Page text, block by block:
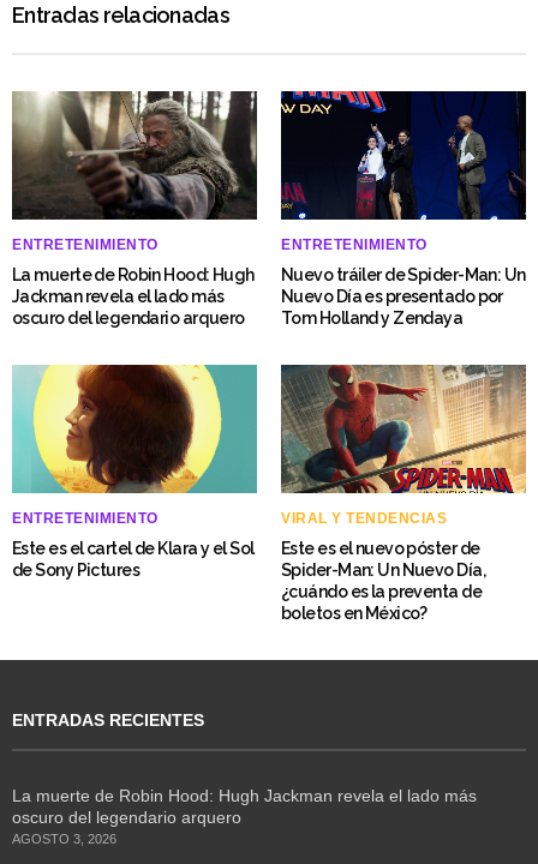
Entradas relacionadas
ENTRETENIMIENTO
La muerte de Robin Hood: Hugh
Jackman revela el lado más
oscuro del legendario arquero
ENTRETENIMIENTO
Nuevo tráiler de Spider-Man: Un
Nuevo Día es presentado por
Tom Holland y Zendaya
ENTRETENIMIENTO
Este es el cartel de Klara y el Sol
de Sony Pictures
VIRAL Y TENDENCIAS
Este es el nuevo póster de
Spider-Man: Un Nuevo Día,
¿cuándo es la preventa de
boletos en México?
ENTRADAS RECIENTES
La muerte de Robin Hood: Hugh Jackman revela el lado más
oscuro del legendario arquero
AGOSTO 3, 2026